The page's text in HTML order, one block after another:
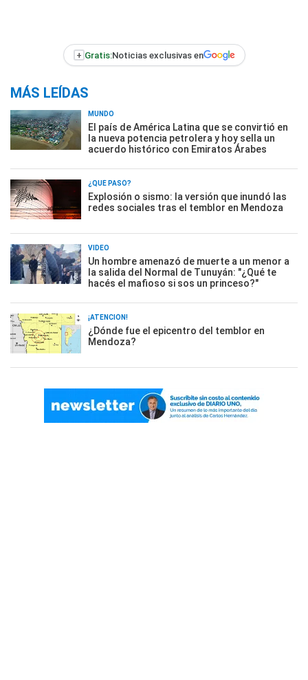
+ Gratis:Noticias exclusivas en
MÁS LEÍDAS
MUNDO
El país de América Latina que se convirtió en
la nueva potencia petrolera y hoy sella un
acuerdo histórico con Emiratos Árabes
¿QUÉ PASÓ?
Explosión o sismo: la versión que inundó las
redes sociales tras el temblor en Mendoza
VIDEO
Un hombre amenazó de muerte a un menor a
la salida del Normal de Tunuyán: "¿Qué te
hacés el mafioso si sos un princeso?"
¡ATENCIÓN!
¿Dónde fue el epicentro del temblor en
Mendoza?